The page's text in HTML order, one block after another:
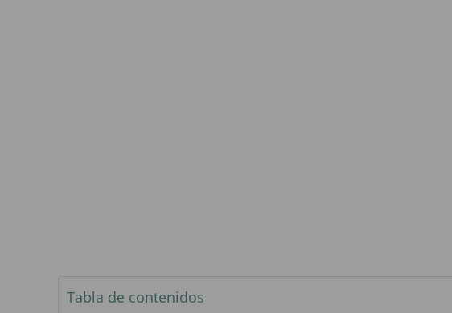
Tabla de contenidos